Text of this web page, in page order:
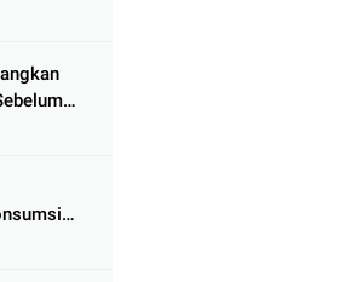
yang
dari 4